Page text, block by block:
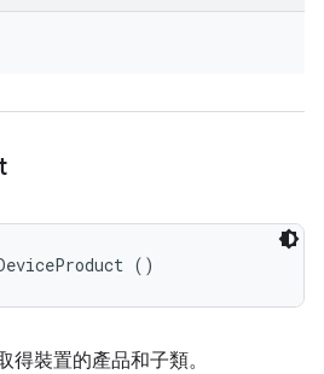
()
得裝置的產品和子類。